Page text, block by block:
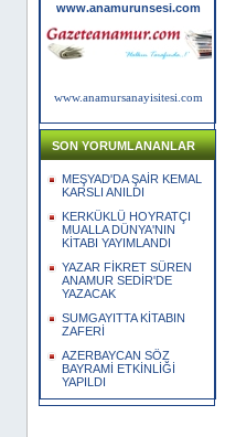
www.anamurunsesi.com
www.anamursanayisitesi.com
SON YORUMLANANLAR
MEŞYAD'DA ŞAİR KEMAL
KARSLI ANILDI
KERKÜKLÜ HOYRATÇI
MUALLA DÜNYA'NIN
KİTABI YAYIMLANDI
YAZAR FİKRET SÜREN
ANAMUR SEDİR'DE
YAZACAK
SUMGAYITTA KİTABIN
ZAFERİ
AZERBAYCAN SÖZ
BAYRAMİ ETKİNLİĞİ
YAPILDI